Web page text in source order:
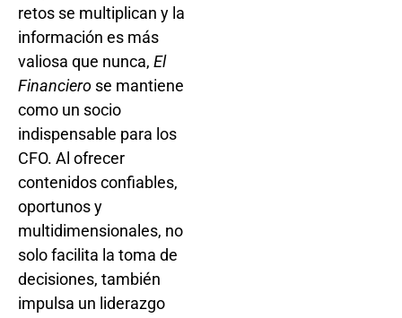
retos se multiplican y la
información es más
valiosa que nunca, El
Financiero se mantiene
como un socio
indispensable para los
CFO. Al ofrecer
contenidos confiables,
oportunos y
multidimensionales, no
solo facilita la toma de
decisiones, también
impulsa un liderazgo